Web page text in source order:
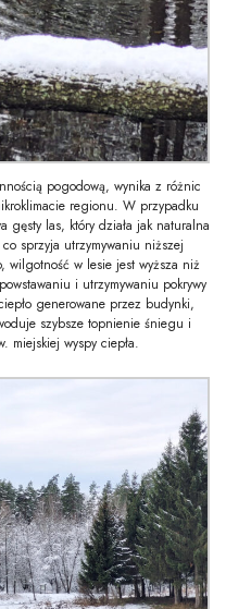
pogodową, wynika z różnic
regionu. W przypadku
gęsty las, który działa jak naturalna
sprzyja utrzymywaniu niższej
wilgotność w lesie jest wyższa niż
i utrzymywaniu pokrywy
generowane przez budynki,
szybsze topnienie śniegu i
miejskiej wyspy ciepła.